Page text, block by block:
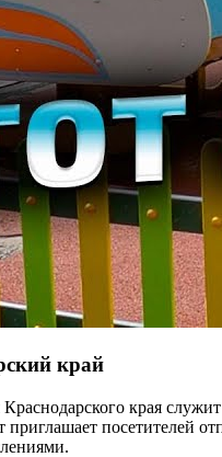
край
края
приглашает посетителей